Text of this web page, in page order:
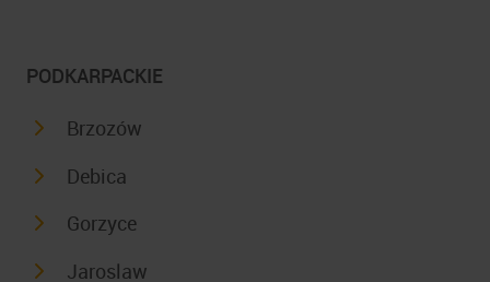
PODKARPACKIE
Brzozów
Debica
Gorzyce
Jaroslaw